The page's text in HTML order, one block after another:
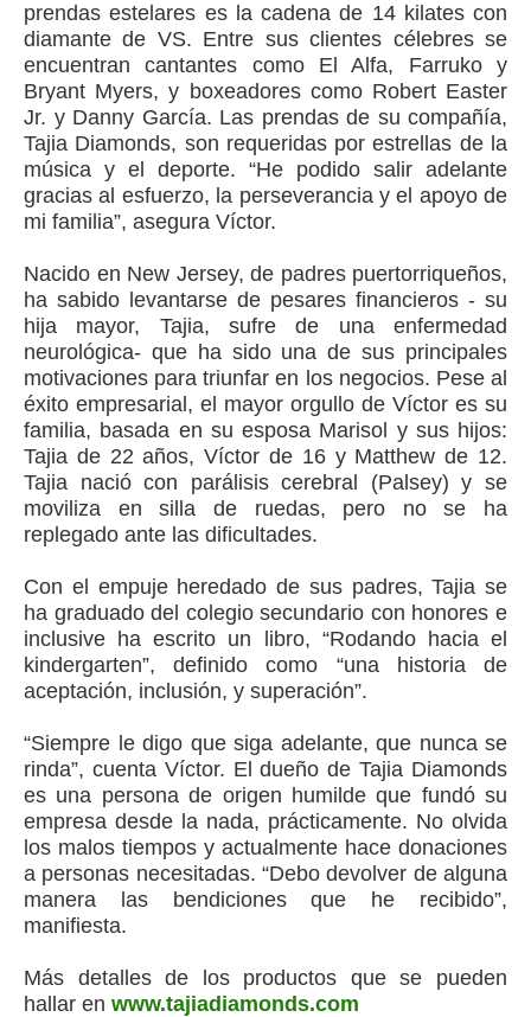
prendas estelares es la cadena de 14 kilates con
diamante de VS. Entre sus clientes célebres se
encuentran cantantes como El Alfa, Farruko y
Bryant Myers, y boxeadores como Robert Easter
Jr. y Danny García. Las prendas de su compañía,
Tajia Diamonds, son requeridas por estrellas de la
música y el deporte. “He podido salir adelante
gracias al esfuerzo, la perseverancia y el apoyo de
mi familia”, asegura Víctor.
Nacido en New Jersey, de padres puertorriqueños,
ha sabido levantarse de pesares financieros - su
hija mayor, Tajia, sufre de una enfermedad
neurológica- que ha sido una de sus principales
motivaciones para triunfar en los negocios. Pese al
éxito empresarial, el mayor orgullo de Víctor es su
familia, basada en su esposa Marisol y sus hijos:
Tajia de 22 años, Víctor de 16 y Matthew de 12.
Tajia nació con parálisis cerebral (Palsey) y se
moviliza en silla de ruedas, pero no se ha
replegado ante las dificultades.
Con el empuje heredado de sus padres, Tajia se
ha graduado del colegio secundario con honores e
inclusive ha escrito un libro, “Rodando hacia el
kindergarten”, definido como “una historia de
aceptación, inclusión, y superación”.
“Siempre le digo que siga adelante, que nunca se
rinda”, cuenta Víctor. El dueño de Tajia Diamonds
es una persona de origen humilde que fundó su
empresa desde la nada, prácticamente. No olvida
los malos tiempos y actualmente hace donaciones
a personas necesitadas. “Debo devolver de alguna
manera las bendiciones que he recibido”,
manifiesta.
Más detalles de los productos que se pueden
hallar en www.tajiadiamonds.com